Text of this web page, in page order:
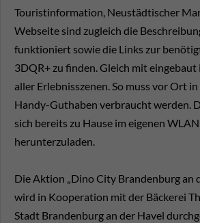
Touristinformation, Neustädtischer
Webseite sind zugleich die
funktioniert sowie die Links zur
3DQR+ zu finden. Gleich mit
aller Erlebnisszenen. So muss vor Ort
Handy-Guthaben verbraucht werden.
sich bereits zu Hause im eigenen
herunterzuladen.
Die Aktion „Dino City Brandenburg an
wird in Kooperation mit der Bäckerei
Stadt Brandenburg an der Havel